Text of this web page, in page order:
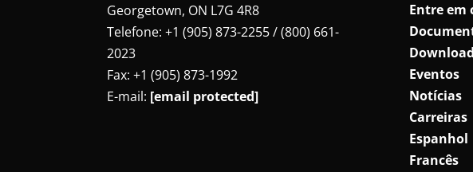
Georgetown, ON L7G 4R8
Telefone: +1 (905) 873-2255 / (800) 661-
2023
Fax: +1 (905) 873-1992
E-mail: [email protected]
Entre em
Eventos
Notícias
Carreiras
Espanhol
Francês